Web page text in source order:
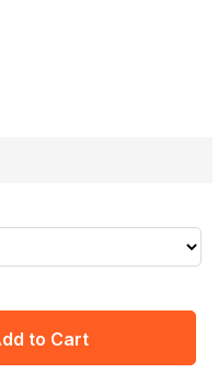
to Cart